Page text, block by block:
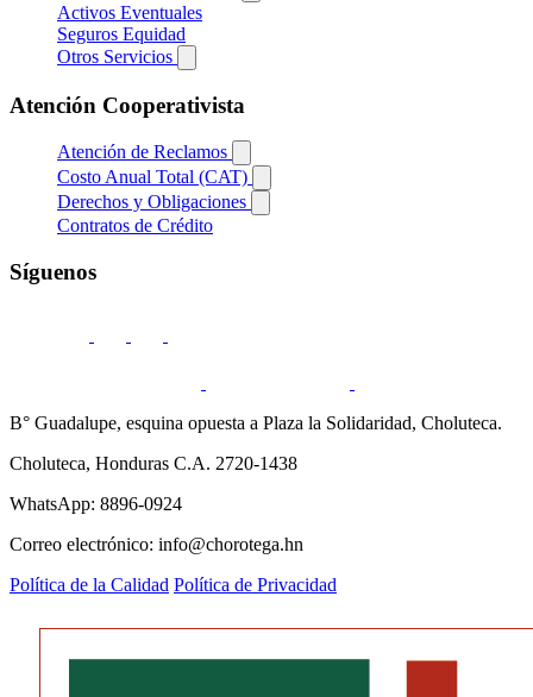
Activos Eventuales
Seguros Equidad
Otros Servicios
Atención Cooperativista
Atención de Reclamos
Costo Anual Total (CAT)
Derechos y Obligaciones
Contratos de Crédito
Síguenos
B° Guadalupe, esquina opuesta a Plaza la Solidaridad, Choluteca.
Choluteca, Honduras C.A. 2720-1438
WhatsApp: 8896-0924
Correo electrónico: info@chorotega.hn
Política de la Calidad Política de Privacidad